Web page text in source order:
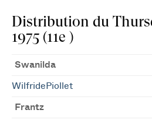
Distribution du
1975 (11e )
Swanilda
WilfridePiollet
Frantz